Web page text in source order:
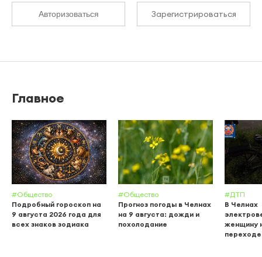
Авторизоваться Зарегистрироваться
Главное
#Общество
Подробный гороскоп на
9 августа 2026 года для
всех знаков зодиака
#Общество
Прогноз погоды в Челнах
на 9 августа: дожди и
похолодание
#ДТП
В Челнах
женщину
переходе